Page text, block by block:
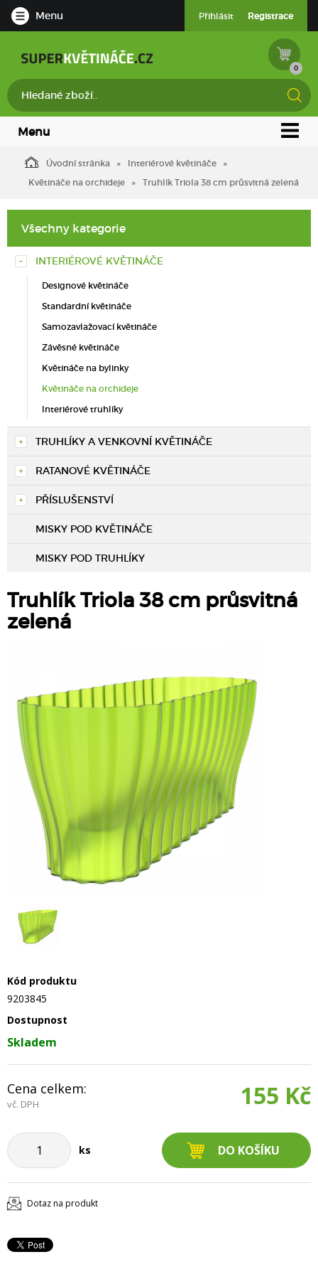
Menu Přihlásit Registrace
0
Menu
Úvodní stránka
Interiérové květináče
Květináče na orchideje
Truhlík Triola 38 cm průsvitná zelená
Všechny kategorie
INTERIÉROVÉ KVĚTINÁČE
Designové květináče
Standardní květináče
Samozavlažovací květináče
Závěsné květináče
Květináče na bylinky
Květináče na orchideje
Interiérové truhlíky
TRUHLÍKY A VENKOVNÍ KVĚTINÁČE
RATANOVÉ KVĚTINÁČE
PŘÍSLUŠENSTVÍ
MISKY POD KVĚTINÁČE
MISKY POD TRUHLÍKY
Truhlík Triola 38 cm průsvitná
zelená
Kód produktu
9203845
Dostupnost
Skladem
Cena celkem:
vč. DPH 155 Kč
ks
Dotaz na produkt